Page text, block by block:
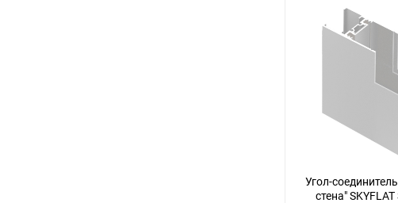
Угол-
стена" SKYFLAT